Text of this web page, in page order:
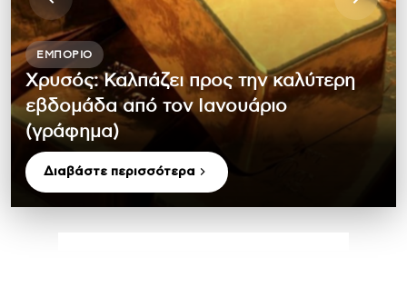
ΕΜΠΌΡΙΟ
Χρυσός: Καλπάζει προς την καλύτερη
εβδομάδα από τον Ιανουάριο
(γράφημα)
Διαβάστε περισσότερα